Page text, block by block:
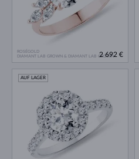
ROSÉGOLD
DIAMANT LAB GROWN & DIAMANT LAB GROWN
2 692 €
AUF LAGER